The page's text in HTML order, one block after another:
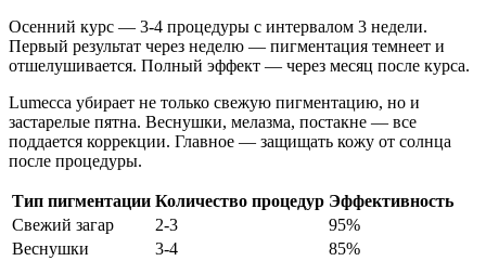
Осенний курс — 3-4 процедуры с интервалом 3 недели.
Первый результат через неделю — пигментация темнеет и
отшелушивается. Полный эффект — через месяц после курса.
Lumecca убирает не только свежую пигментацию, но и
застарелые пятна. Веснушки, мелазма, постакне — все
поддается коррекции. Главное — защищать кожу от солнца
после процедуры.
Тип пигментации Количество процедур Эффективность
Свежий загар
2-3
95%
Веснушки
3-4
85%